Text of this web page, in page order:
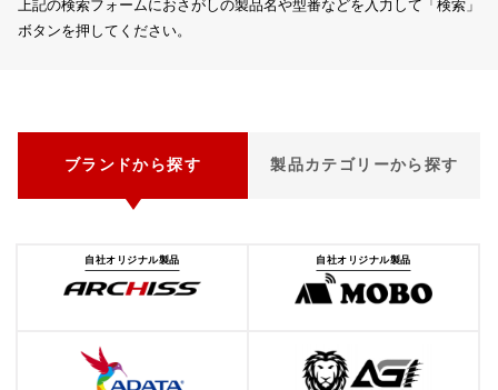
上記の検索フォームにおさがしの製品名や型番などを入力して「検索」
ボタンを押してください。
ブランドから探す 製品カテゴリーから探す
自社オリジナル製品 自社オリジナル製品